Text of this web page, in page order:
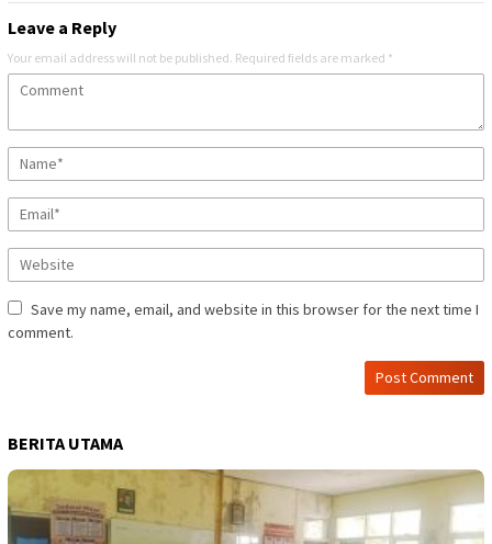
Leave a Reply
Your email address will not be published. Required fields are marked *
Save my name, email, and website in this browser for the next time I
comment.
BERITA UTAMA